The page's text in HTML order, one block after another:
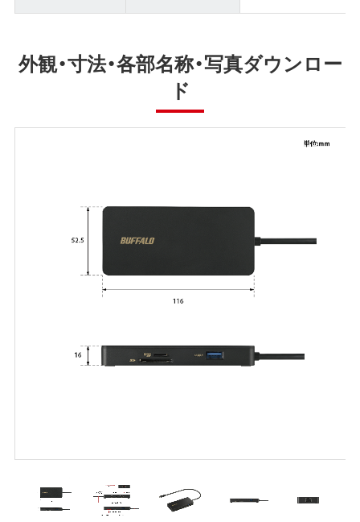
外観・寸法・各部名称・写真ダウンロー
ド